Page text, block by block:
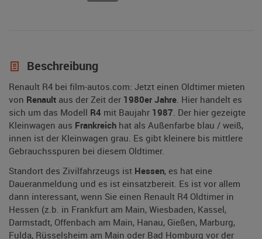
Beschreibung
Renault R4 bei film-autos.com: Jetzt einen Oldtimer mieten
von Renault aus der Zeit der 1980er Jahre. Hier handelt es
sich um das Modell R4 mit Baujahr 1987. Der hier gezeigte
Kleinwagen aus Frankreich hat als Außenfarbe blau / weiß,
innen ist der Kleinwagen grau. Es gibt kleinere bis mittlere
Gebrauchsspuren bei diesem Oldtimer.
Standort des Zivilfahrzeugs ist Hessen, es hat eine
Daueranmeldung und es ist einsatzbereit. Es ist vor allem
dann interessant, wenn Sie einen Renault R4 Oldtimer in
Hessen (z.b. in Frankfurt am Main, Wiesbaden, Kassel,
Darmstadt, Offenbach am Main, Hanau, Gießen, Marburg,
Fulda, Rüsselsheim am Main oder Bad Homburg vor der